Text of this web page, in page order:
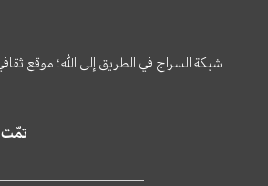
شبكة السراج في الطريق إلى الله؛ موقع
تمّت زيارة موقع سراج